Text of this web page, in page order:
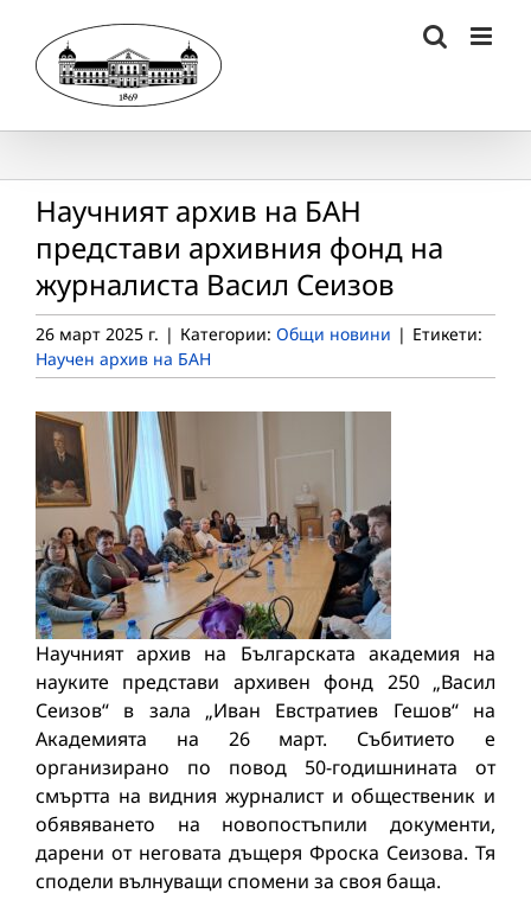
content
Научният архив на БАН
представи архивния фонд на
журналиста Васил Сеизов
26 март 2025 г. | Категории: Общи новини | Етикети:
Научен архив на БАН
Научният архив на Българската академия на
науките представи архивен фонд 250 „Васил
Сеизов“ в зала „Иван Евстратиев Гешов“ на
Академията на 26 март. Събитието е
организирано по повод 50-годишнината от
смъртта на видния журналист и общественик и
обявяването на новопостъпили документи,
дарени от неговата дъщеря Фроска Сеизова. Тя
сподели вълнуващи спомени за своя баща.